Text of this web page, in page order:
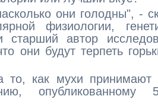
они голодны", -
физиологии,
старший автор
они будут терпеть
то, как мухи принимают